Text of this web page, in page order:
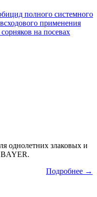
полного системного
применения
на посевах
однолетних злаковых и
BAYER.
Подробнее →